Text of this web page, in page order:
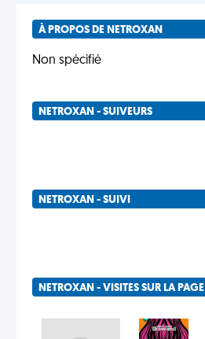
À PROPOS DE NETROXAN
Non spécifié
NETROXAN - SUIVEURS
NETROXAN - SUIVI
NETROXAN - VISITES SUR LA PAGE